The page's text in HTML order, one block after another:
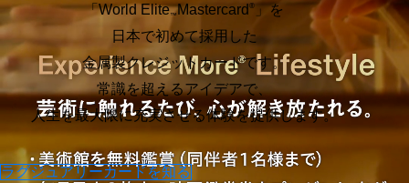
「World Elite™Mastercard®
」を
日本で初めて採用した
金属製クレジットカードです。
常識を超えるアイデアで、
人生を最大限に充実させる体験を提供します。
ラグジュアリーカードを知る